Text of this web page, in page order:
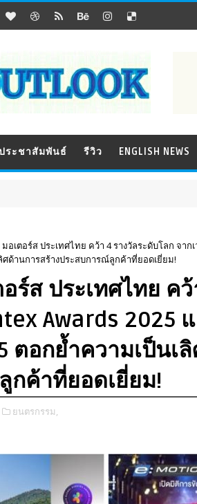
ระชาสัมพันธ์ รีวิว ENGLISH NEWS
อเตอร์ส ประเทศไทย คว้า 4 รางวัลระดับโลก จา
ศด้านการสร้างประสบการณ์ลูกค้าที่ยอดเยี่ยม!
ร์ส ประเทศไทย ค
Awards 2025
ตอกย้ำความเป็นเ
กค้าที่ยอดเยี่ยม!
ยนตรกรรม,